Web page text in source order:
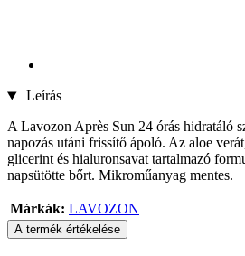
Leírás
A Lavozon Après Sun 24 órás hidratáló
napozás utáni frissítő ápoló. Az aloe
glicerint és hialuronsavat tartalmazó
napsütötte bőrt. Mikroműanyag mentes.
Márkák: LAVOZON
A termék értékelése